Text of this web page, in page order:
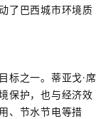
了巴西城市环境质
标之一。蒂亚戈·席
保护，也与经济效
、节水节电等措